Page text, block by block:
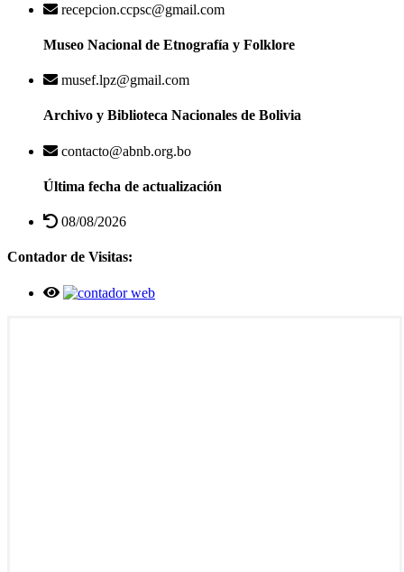
recepcion.ccpsc@gmail.com
Museo Nacional de Etnografía y Folklore
musef.lpz@gmail.com
Archivo y Biblioteca Nacionales de Bolivia
contacto@abnb.org.bo
Última fecha de actualización
08/08/2026
Contador de Visitas: